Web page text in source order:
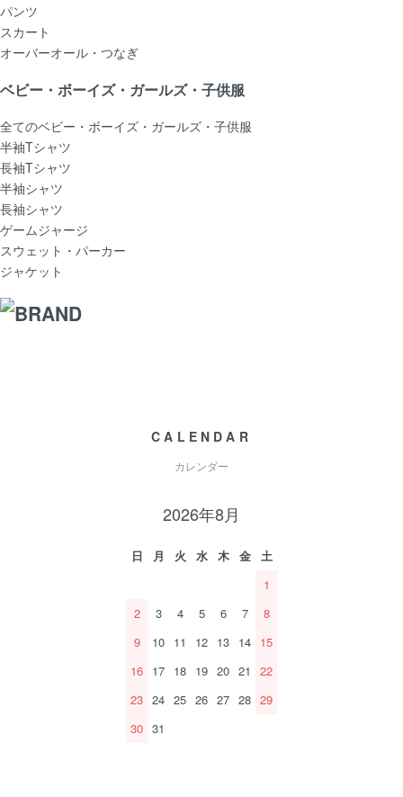
パンツ
スカート
オーバーオール・つなぎ
ベビー・ボーイズ・ガールズ・子供服
全てのベビー・ボーイズ・ガールズ・子供服
半袖Tシャツ
長袖Tシャツ
半袖シャツ
長袖シャツ
ゲームジャージ
スウェット・パーカー
ジャケット
CALENDAR
カレンダー
2026年8月
日 月 火 水 木 金
土
1
2
3 4 5 6 7
8
9
10 11 12 13 14 15
16 17 18 19 20 21
22
23 24 25 26 27 28 29
30 31